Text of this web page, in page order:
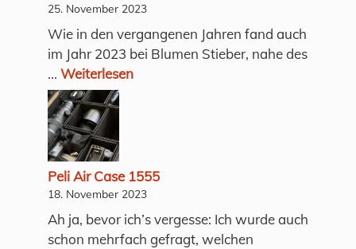
25. November 2023
Wie in den vergangenen Jahren fand auch
im Jahr 2023 bei Blumen Stieber, nahe des
... Weiterlesen
Peli Air Case 1555
18. November 2023
Ah ja, bevor ich’s vergesse: Ich wurde auch
schon mehrfach gefragt, welchen